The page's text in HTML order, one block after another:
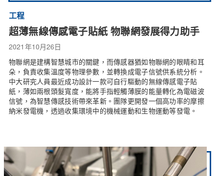
工程
超薄無線傳感電子貼紙 物聯網發展得力助手
2021年10月26日
物聯網是建構智慧城市的關鍵，而傳感器猶如物聯網的眼睛和耳
朵，負責收集溫度等物理參數，並轉換成電子信號供系統分析。
中大研究人員最近成功設計一款可自行驅動的無線傳感電子貼
紙，薄如兩根頭髮寬度，能將手指輕觸薄膜的能量轉化為電磁波
信號，為智慧傳感技術帶來革新。團隊更開發一個高功率的摩擦
納米發電機，透過收集環境中的機械運動和生物運動等發電。